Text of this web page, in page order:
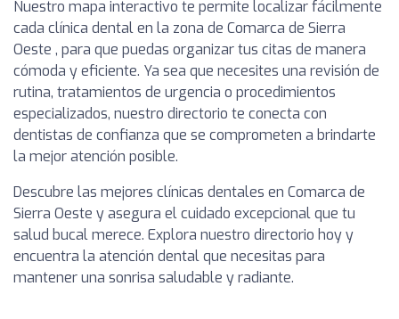
Nuestro mapa interactivo te permite localizar fácilmente
cada clínica dental en la zona de Comarca de Sierra
Oeste , para que puedas organizar tus citas de manera
cómoda y eficiente. Ya sea que necesites una revisión de
rutina, tratamientos de urgencia o procedimientos
especializados, nuestro directorio te conecta con
dentistas de confianza que se comprometen a brindarte
la mejor atención posible.
Descubre las mejores clínicas dentales en Comarca de
Sierra Oeste y asegura el cuidado excepcional que tu
salud bucal merece. Explora nuestro directorio hoy y
encuentra la atención dental que necesitas para
mantener una sonrisa saludable y radiante.